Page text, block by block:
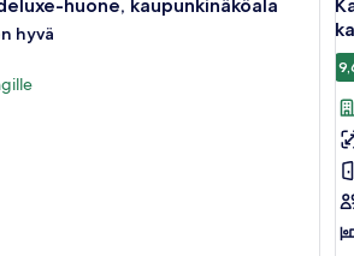
huone, kaupunkinäköala
hyvä